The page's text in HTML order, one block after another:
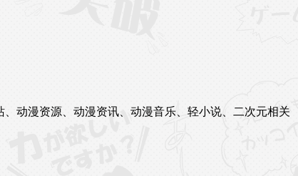
动漫资源、动漫资讯、动漫音乐、轻小说、二次元相关